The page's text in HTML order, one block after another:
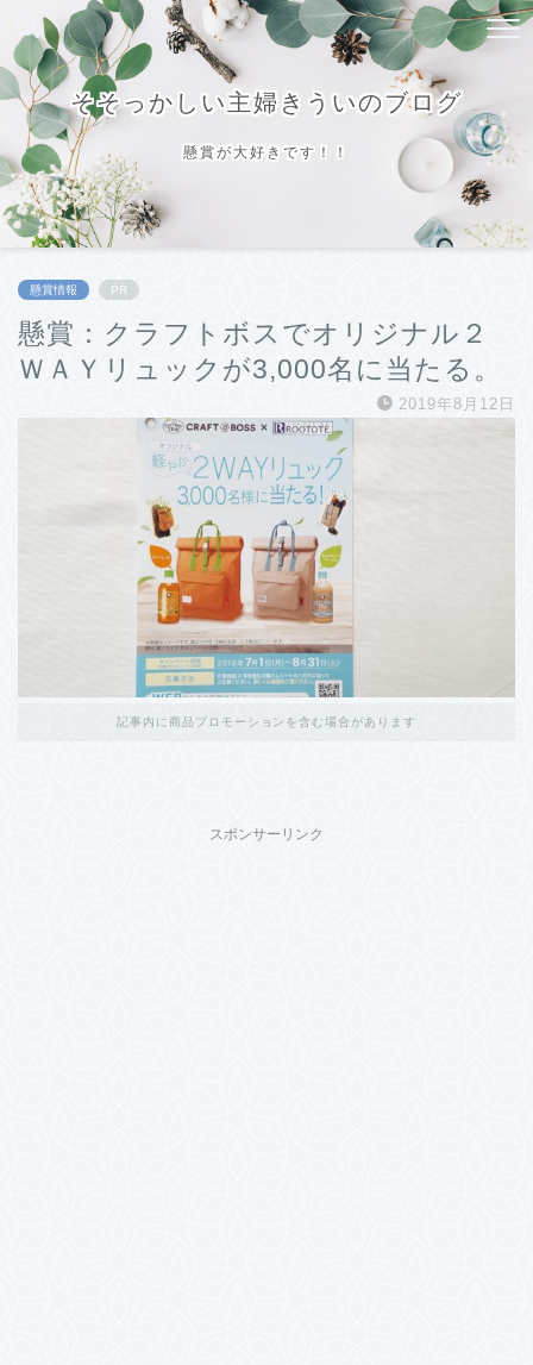
そそっかしい主婦きういのブログ
懸賞が大好きです！！
懸賞情報 PR
懸賞：クラフトボスでオリジナル２
ＷＡＹリュックが3,000名に当たる。
2019年8月12日
記事内に商品プロモーションを含む場合があります
スポンサーリンク